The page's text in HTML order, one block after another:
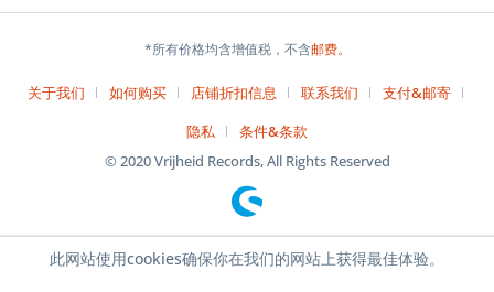
*所有价格均含增值税，不含邮费。
关于我们 如何购买 店铺折扣信息 联系我们
支付&邮寄
隐私
条件&条款
© 2020 Vrijheid Records, All Rights Reserved
此网站使用cookies确保你在我们的网站上获得最佳体验。